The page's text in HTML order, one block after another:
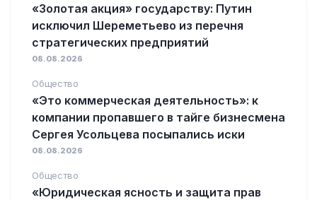
«Золотая акция» государству: Путин
исключил Шереметьево из перечня
стратегических предприятий
08.08.2026
Общество
«Это коммерческая деятельность»: к
компании пропавшего в тайге бизнесмена
Сергея Усольцева посыпались иски
08.08.2026
Общество
«Юридическая ясность и защита прав